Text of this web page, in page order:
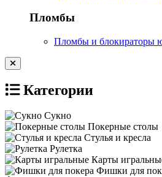
Пломбы
Пломбы и блокираторы
Категории
Сукно
Покерные столы
Стулья и кресла
Рулетка
Карты
Фишки для